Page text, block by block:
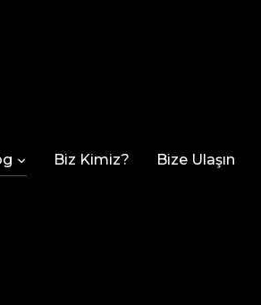
Biz Kimiz? Bize Ulaşın